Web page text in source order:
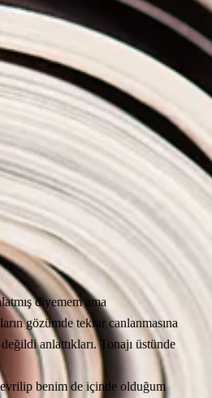
diyemem ama
gözümde tekrar canlanmasına
anlattıkları. Tonajı üstünde
benim de içinde olduğum